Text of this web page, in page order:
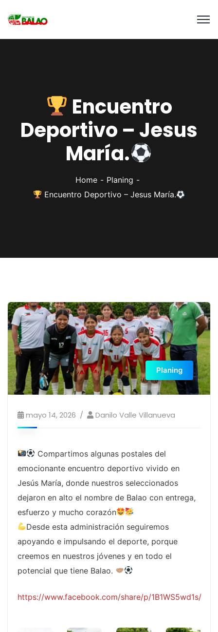
Encuentro
Deportivo – Jesus
María.
Home
Planing
Encuentro Deportivo – Jesus María.
Planing
mayo 14, 2026 Danilo Valle Villanueva
Compartimos algunas postales del
emocionante encuentro deportivo vivido en
Jesús María, donde nuestros seleccionados
dejaron en alto el nombre de Balao con entrega,
esfuerzo y mucho corazón
Desde esta administración seguiremos
apoyando e impulsando el deporte, porque
creemos en nuestros jóvenes y en todo el
potencial que tiene Balao.
https://www.facebook.com/share/p/1B1WS5wd1s/